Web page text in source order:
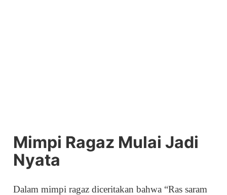
Mimpi Ragaz Mulai Jadi
Nyata
Dalam mimpi ragaz diceritakan bahwa “Ras saram